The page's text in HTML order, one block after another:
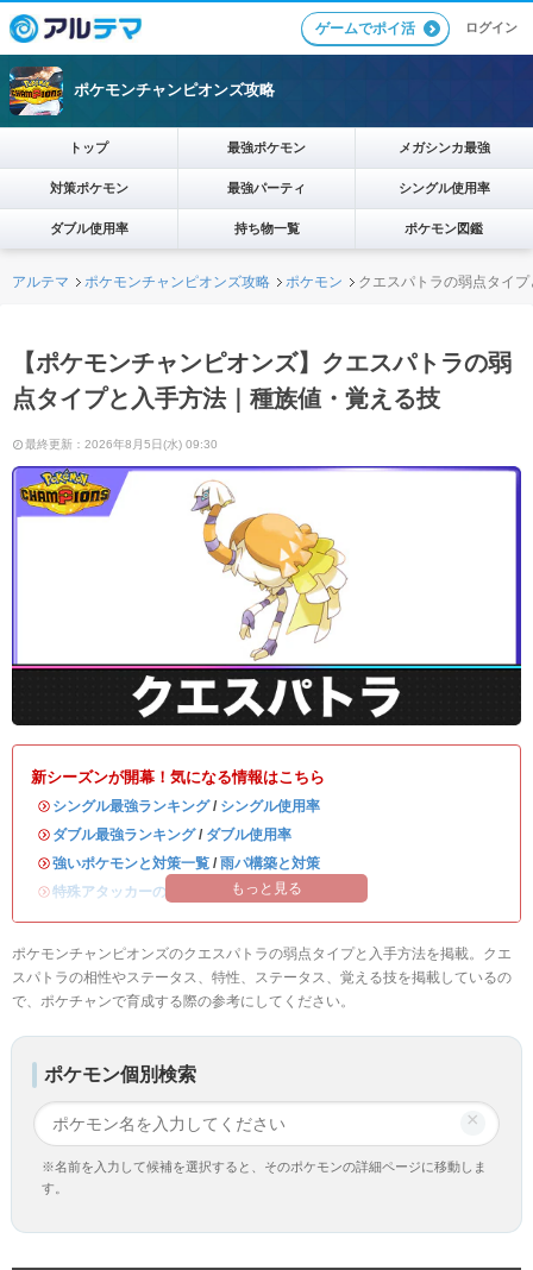
ゲームでポイ活 ログイン
ポケモンチャンピオンズ攻略
トップ 最強ポケモン メガシンカ最強
対策ポケモン 最強パーティ シングル使用率
ダブル使用率 持ち物一覧 ポケモン図鑑
アルテマ ポケモンチャンピオンズ攻略 ポケモン クエスパトラの弱点タイ
【ポケモンチャンピオンズ】クエスパトラの弱
点タイプと入手方法｜種族値・覚える技
最終更新：2026年8月5日(水) 09:30
新シーズンが開幕！気になる情報はこちら
・ シングル最強ランキング/ シングル使用率
・ ダブル最強ランキング/ ダブル使用率
・強いポケモンと対策一覧 / 雨パ構築と対策
・特殊アタッカーのおすすめランキング
もっと見る
ポケモンチャンピオンズのクエスパトラの弱点タイプと入手方法を掲載。クエ
スパトラの相性やステータス、特性、ステータス、覚える技を掲載しているの
で、ポケチャンで育成する際の参考にしてください。
ポケモン個別検索
×
※名前を入力して候補を選択すると、そのポケモンの詳細ページに移動しま
す。